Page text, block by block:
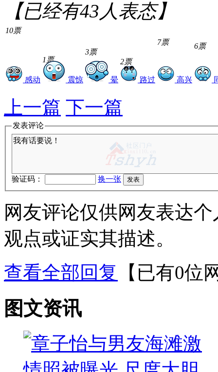
【已经有43人表态】
10票
感动
1票
震惊
3票
晕
2票
路过
7票
高兴
6票
上一篇 下一篇
发表评论
验证码： 换一张
网友评论仅供网友表达
观点或证实其描述。
查看全部回复
【已有0位
图文资讯